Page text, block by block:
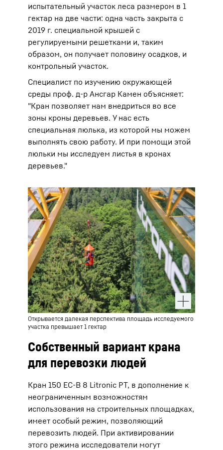
испытательный участок леса размером в 1
гектар на две части: одна часть закрыта с
2019 г. специальной крышей с
регулируемыми решетками и, таким
образом, он получает половину осадков, и
контрольный участок.
Специалист по изучению окружающей
среды проф. д-р Ансгар Камен объясняет:
"Кран позволяет нам внедриться во все
зоны кроны деревьев. У нас есть
специальная люлька, из которой мы можем
выполнять свою работу. И при помощи этой
люльки мы исследуем листья в кронах
деревьев."
Открывается далекая перспектива площадь исследуемого
участка превышает 1 гектар
Собственный вариант крана
для перевозки людей
Кран 150 EC-B 8 Litronic PT, в дополнение к
неограниченным возможностям
использования на строительных площадках,
имеет особый режим, позволяющий
перевозить людей. При активировании
этого режима исследователи могут